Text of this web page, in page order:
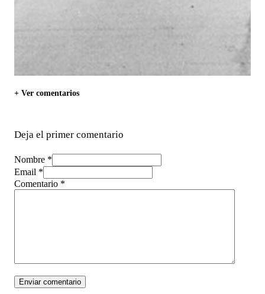
+ Ver comentarios
Deja el primer comentario
Nombre *
Email *
Comentario *